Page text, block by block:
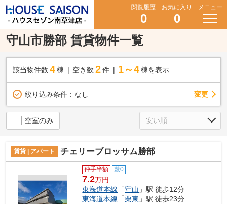
閲覧履歴
0
お気に入り
0
メニュー
守山市勝部 賃貸物件一覧
該当物件数 4棟 空き数 2 件 1～4 棟を表示
絞り込み条件： なし 変更
空室のみ
賃貸 | アパート チェリーブロッサム勝部
仲手半額 敷0
7.2万円
東海道本線 「守山 」駅 徒歩12分
東海道本線 「栗東 」駅 徒歩23分